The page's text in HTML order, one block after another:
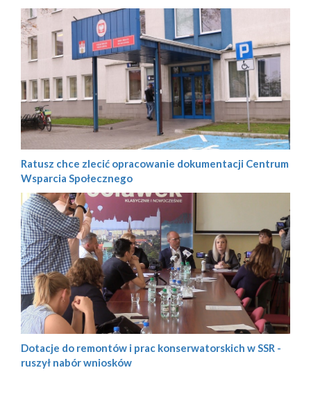
Ratusz chce zlecić opracowanie dokumentacji Centrum
Wsparcia Społecznego
Dotacje do remontów i prac konserwatorskich w SSR -
ruszył nabór wniosków